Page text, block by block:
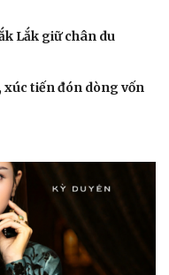
Lắk giữ chân du
xúc tiến đón dòng vốn